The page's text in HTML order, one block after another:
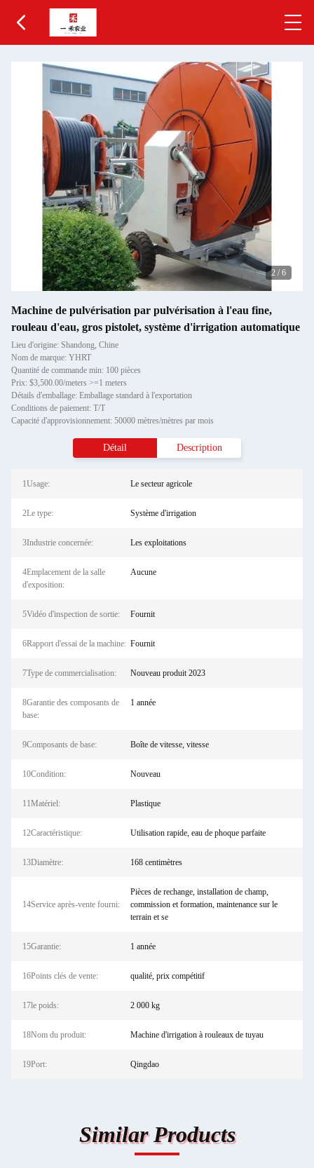
2 / 6
Machine de pulvérisation par pulvérisation à l'eau fine,
rouleau d'eau, gros pistolet, système d'irrigation automatique
Lieu d'origine: Shandong, Chine
Nom de marque: YHRT
Quantité de commande min: 100 pièces
Prix: $3,500.00/meters >=1 meters
Détails d'emballage: Emballage standard à l'exportation
Conditions de paiement: T/T
Capacité d'approvisionnement: 50000 mètres/mètres par mois
Détail Description
1Usage: Le secteur agricole
2Le type: Système d'irrigation
3Industrie concernée: Les exploitations
4Emplacement de la salle
d'exposition:
Aucune
5Vidéo d'inspection de sortie: Fournit
6Rapport d'essai de la machine: Fournit
7Type de commercialisation: Nouveau produit 2023
8Garantie des composants de
base:
1 année
9Composants de base: Boîte de vitesse, vitesse
10Condition: Nouveau
11Matériel: Plastique
12Caractéristique: Utilisation rapide, eau de phoque parfaite
13Diamètre: 168 centimètres
14Service après-vente fourni:
Pièces de rechange, installation de champ,
commission et formation, maintenance sur le
terrain et se
15Garantie: 1 année
16Points clés de vente: qualité, prix compétitif
17le poids: 2 000 kg
18Nom du produit: Machine d'irrigation à rouleaux de tuyau
19Port: Qingdao
Similar Products